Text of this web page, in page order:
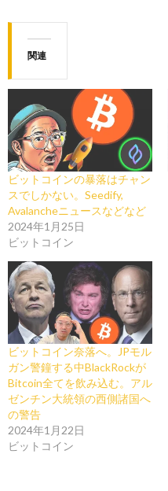
関連
ビットコインの暴落はチャン
スでしかない。Seedify,
Avalancheニュースなどなど
2024年1月25日
ビットコイン
ビットコイン奈落へ。JPモル
ガン警鐘する中BlackRockが
Bitcoin全てを飲み込む。アル
ゼンチン大統領の西側諸国へ
の警告
2024年1月22日
ビットコイン